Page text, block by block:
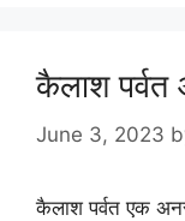
कैलाश
June 3, 2023
कैलाश पर्वत एक